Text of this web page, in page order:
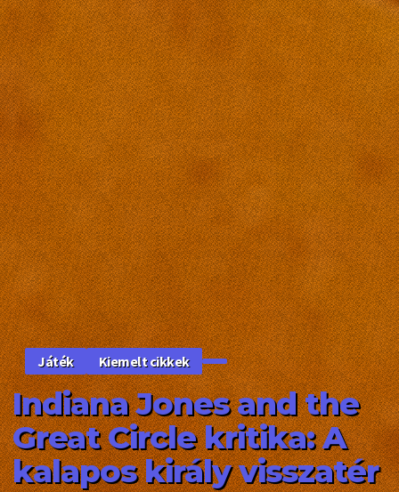
Játék Kiemelt cikkek
Indiana Jones and the
Great Circle kritika: A
kalapos király visszatér